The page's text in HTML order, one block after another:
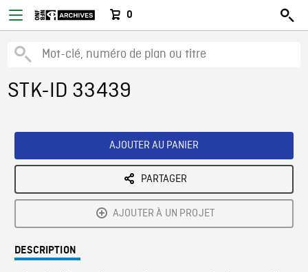
0
STK-ID 33439
AJOUTER AU PANIER
PARTAGER
AJOUTER À UN PROJET
DESCRIPTION